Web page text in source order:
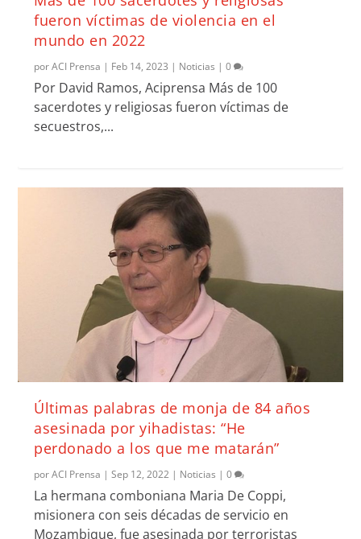
fueron víctimas de violencia en el
mundo en 2022
porACI Prensa | Feb 14, 2023 | Noticias |0
Por David Ramos, Aciprensa Más de 100
sacerdotes y religiosas fueron víctimas de
secuestros,...
Últimas palabras de monja de 84 años
asesinada por yihadistas: “He
perdonado a los que me matarán”
porACI Prensa |Sep 12, 2022 | Noticias |0
La hermana comboniana Maria De Coppi,
misionera con seis décadas de servicio en
Mozambique, fue asesinada por terroristas